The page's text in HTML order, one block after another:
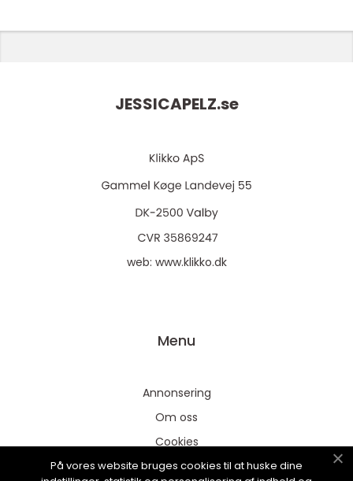
JESSICAPELZ.se
web: www.klikko.dk
Menu
Annonsering
Om oss
Cookies
Kontakta oss
På vores website bruges cookies til at huske dine